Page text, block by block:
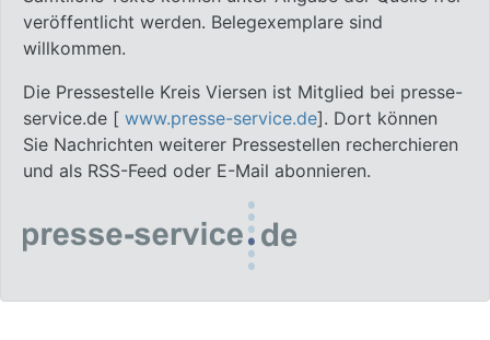
veröffentlicht werden. Belegexemplare sind
willkommen.
Die Pressestelle Kreis Viersen ist Mitglied bei presse-
service.de [ www.presse-service.de]. Dort können
Sie Nachrichten weiterer Pressestellen recherchieren
und als RSS-Feed oder E-Mail abonnieren.